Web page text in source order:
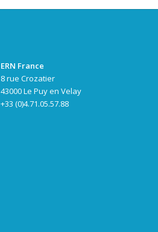
ERN France
8 rue Crozatier
43000 Le Puy en Velay
+33 (0)4.71.05.57.88